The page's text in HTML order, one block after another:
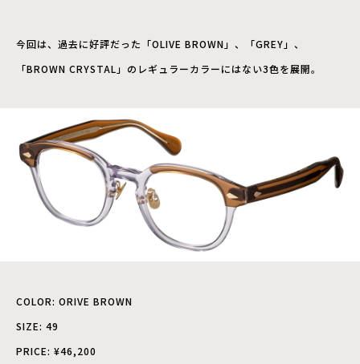
今回は、過去に好評だった「OLIVE BROWN」、「GREY」、
「BROWN CRYSTAL」のレギュラーカラーにはない3色を展開。
COLOR: ORIVE BROWN
SIZE: 49
PRICE: ¥46,200